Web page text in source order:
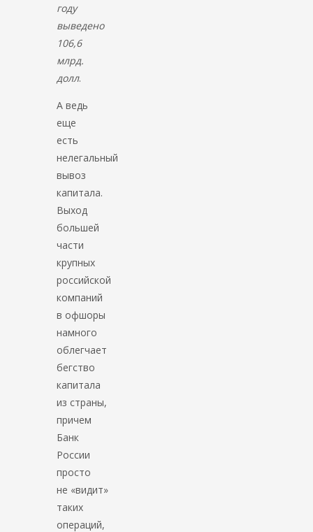
году
выведено
106,6
млрд.
долл.
А ведь
еще
есть
нелегальный
вывоз
капитала.
Выход
большей
части
крупных
российской
компаний
в офшоры
намного
облегчает
бегство
капитала
из страны,
причем
Банк
России
просто
не «видит»
таких
операций,